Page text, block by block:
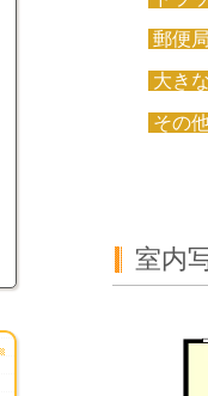
郵便
大き
その
室内